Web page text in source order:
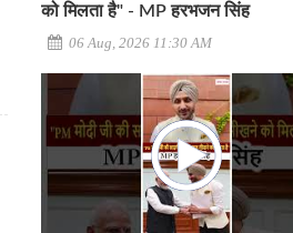
को मिलता है" - MP हरभजन सिंह
06 Aug, 2026 11:30 AM